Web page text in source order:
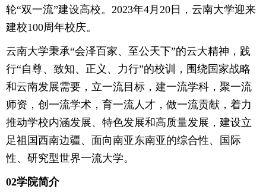
轮“双一流”建设高校。2023年4月20日，云南大学迎来
建校100周年校庆。
云南大学秉承“会泽百家、至公天下”的云大精神，践
行“自尊、致知、正义、力行”的校训，围绕国家战略
和云南发展需要，立一流目标，建一流学科，聚一流
师资，创一流学术，育一流人才，做一流贡献，着力
推动学校内涵发展、特色发展和高质量发展，建设立
足祖国西南边疆、面向南亚东南亚的综合性、国际
性、研究型世界一流大学。
02学院简介